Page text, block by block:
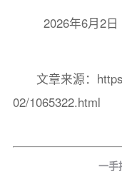
2026年6月2日
文章来源：
02/1065322.html
一手